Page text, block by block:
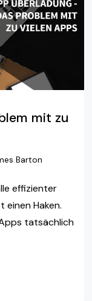
mit zu
Barton
effizienter
Haken.
tatsächlich